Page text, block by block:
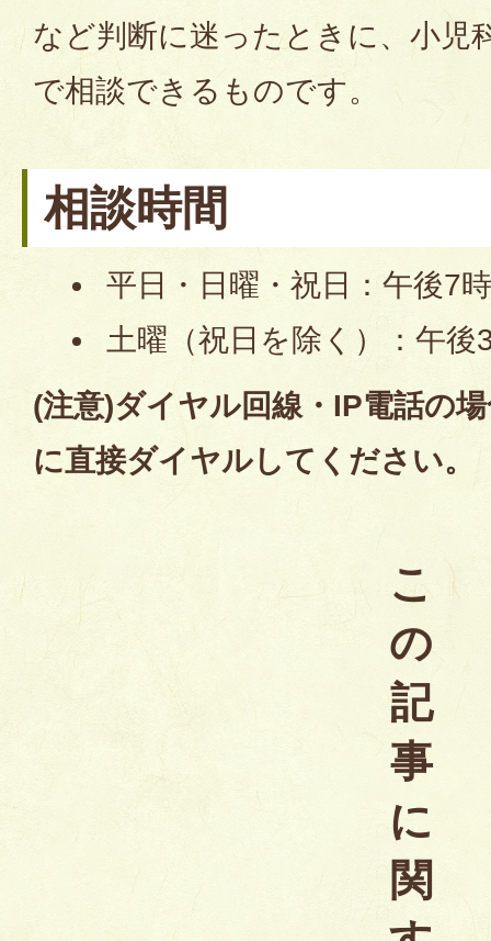
など判断に迷ったときに、小児
で相談できるものです。
相談時間
平日・日曜・祝日：午後7
土曜（祝日を除く）：午後
(注意)ダイヤル回線・IP電話の
に直接ダイヤルしてください。
こ
の
記
事
に
関